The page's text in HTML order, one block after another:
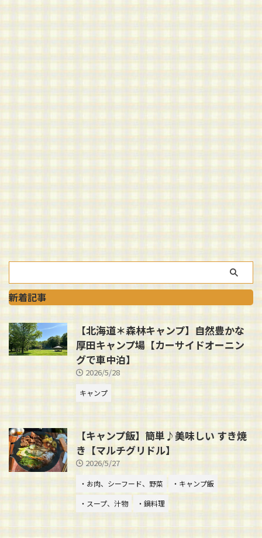
新着記事
【北海道＊森林キャンプ】自然豊かな
厚田キャンプ場【カーサイドオーニン
グで車中泊】
2026/5/28
キャンプ
【キャンプ飯】簡単♪美味しい すき焼
き【マルチグリドル】
2026/5/27
・お肉、シーフード、野菜
・キャンプ飯
・スープ、汁物
・鍋料理